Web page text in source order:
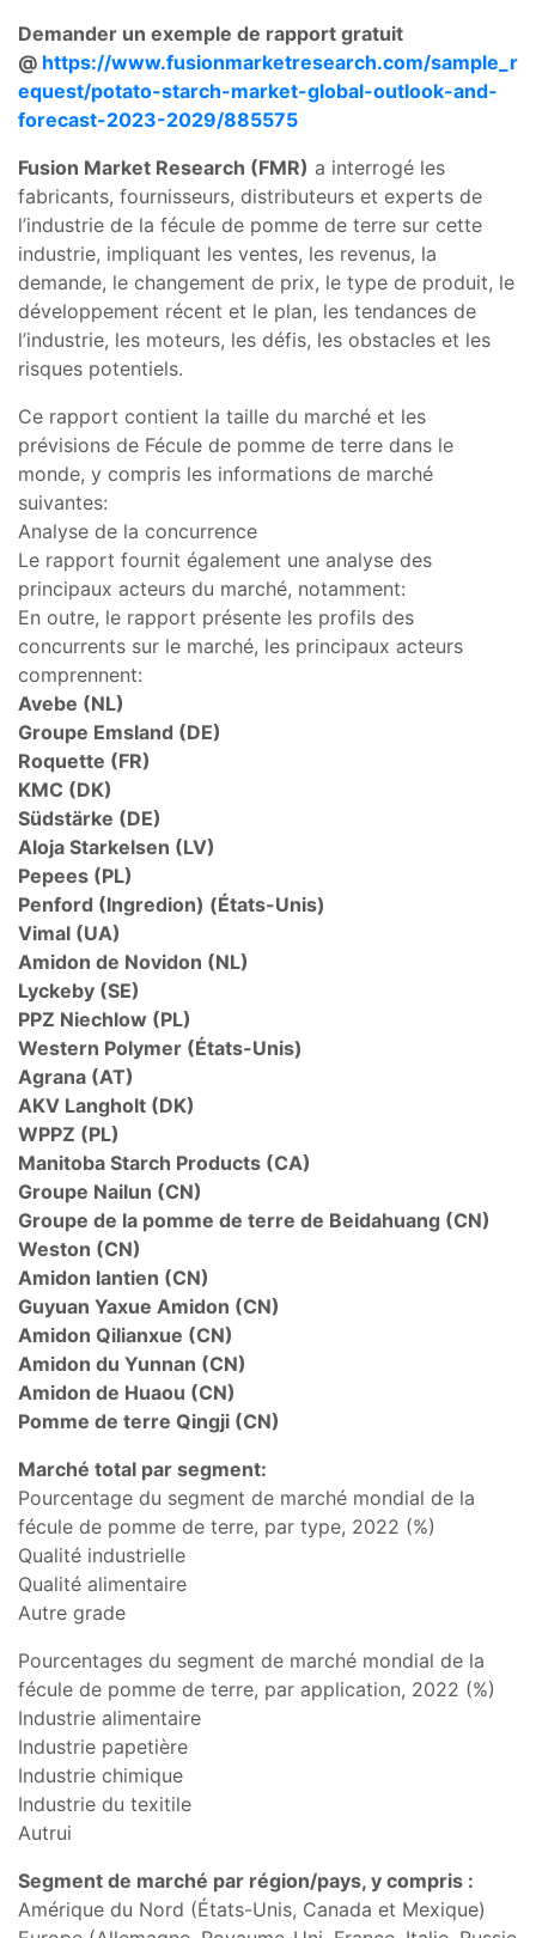
Demander un exemple de rapport gratuit
@ https://www.fusionmarketresearch.com/sample_r
equest/potato-starch-market-global-outlook-and-
forecast-2023-2029/885575
Fusion Market Research (FMR) a interrogé les
fabricants, fournisseurs, distributeurs et experts de
l’industrie de la fécule de pomme de terre sur cette
industrie, impliquant les ventes, les revenus, la
demande, le changement de prix, le type de produit, le
développement récent et le plan, les tendances de
l’industrie, les moteurs, les défis, les obstacles et les
risques potentiels.
Ce rapport contient la taille du marché et les
prévisions de Fécule de pomme de terre dans le
monde, y compris les informations de marché
suivantes:
Analyse de la concurrence
Le rapport fournit également une analyse des
principaux acteurs du marché, notamment:
En outre, le rapport présente les profils des
concurrents sur le marché, les principaux acteurs
comprennent:
Avebe (NL)
Groupe Emsland (DE)
Roquette (FR)
KMC (DK)
Südstärke (DE)
Aloja Starkelsen (LV)
Pepees (PL)
Penford (Ingredion) (États-Unis)
Vimal (UA)
Amidon de Novidon (NL)
Lyckeby (SE)
PPZ Niechlow (PL)
Western Polymer (États-Unis)
Agrana (AT)
AKV Langholt (DK)
WPPZ (PL)
Manitoba Starch Products (CA)
Groupe Nailun (CN)
Groupe de la pomme de terre de Beidahuang (CN)
Weston (CN)
Amidon lantien (CN)
Guyuan Yaxue Amidon (CN)
Amidon Qilianxue (CN)
Amidon du Yunnan (CN)
Amidon de Huaou (CN)
Pomme de terre Qingji (CN)
Marché total par segment:
Pourcentage du segment de marché mondial de la
fécule de pomme de terre, par type, 2022 (%)
Qualité industrielle
Qualité alimentaire
Autre grade
Pourcentages du segment de marché mondial de la
fécule de pomme de terre, par application, 2022 (%)
Industrie alimentaire
Industrie papetière
Industrie chimique
Industrie du texitile
Autrui
Segment de marché par région/pays, y compris :
Amérique du Nord (États-Unis, Canada et Mexique)